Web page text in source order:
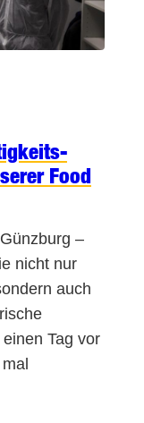
Food
–
nicht nur
auch
Tag vor